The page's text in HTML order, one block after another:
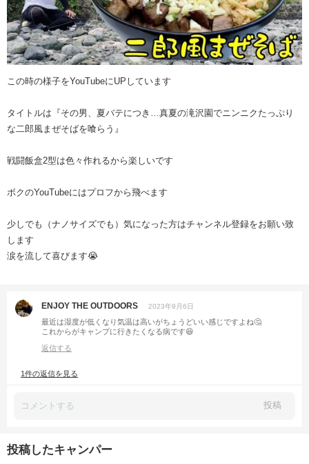
この時の様子をYouTubeにUPしています
タイトルは『その男、夏バテにつき…真夏の滝沢園でニンニクたっぷり
な二郎風まぜそばを喰らう』
戦闘飯盒2型は色々作れるから楽しいです
ボクのYouTubeにはプロフから飛べます
少しでも（ナノサイズでも）気になった方はチャンネル登録をお願い致
します
涙を流して喜びます😭
ENJOY THE OUTDOORS 2023年9月6日
最近は湿度が低くなり気温は高いがちょうどいい感じですよね🤔
これからがキャンプに行きたくなる病です😆
返信する
1件の返信を見る
投稿
投稿したキャンパー